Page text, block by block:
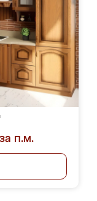
п.м.